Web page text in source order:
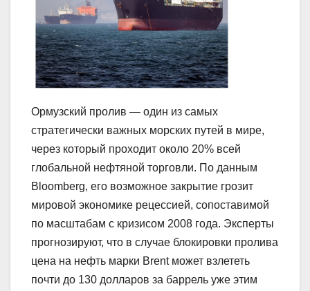
Ормузский пролив — один из самых
стратегически важных морских путей в мире,
через который проходит около 20% всей
глобальной нефтяной торговли. По данным
Bloomberg, его возможное закрытие грозит
мировой экономике рецессией, сопоставимой
по масштабам с кризисом 2008 года. Эксперты
прогнозируют, что в случае блокировки пролива
цена на нефть марки Brent может взлететь
почти до 130 долларов за баррель уже этим